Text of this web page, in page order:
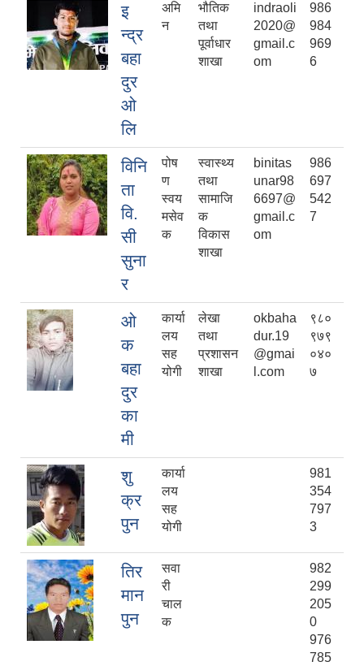
इ
न्द्र
बहा
दुर
ओ
लि
अमि
न
भौतिक
तथा
पूर्वाधार
शाखा
indraoli
2020@
gmail.c
om
986
984
969
6
विनि
ता
वि.
सी
सुना
र
पोष
ण
स्वय
मसेव
क
स्वास्थ्य
तथा
सामाजि
क
विकास
शाखा
binitas
unar98
6697@
gmail.c
om
986
697
542
7
ओ
क
बहा
दुर
का
मी
कार्या
लय
सह
योगी
लेखा
तथा
प्रशासन
शाखा
okbaha
dur.19
@gmai
l.com
९८०
९७९
०४०
७
शु
क्र
पुन
कार्या
लय
सह
योगी
981
354
797
3
तिर
मान
पुन
सवा
री
चाल
क
982
299
205
0
976
785